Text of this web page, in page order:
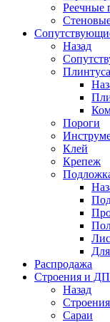
Реечные
Назад
Плинтуса
Пороги
Клей
Крепеж
Распродажа
Строения и
Назад
Сараи